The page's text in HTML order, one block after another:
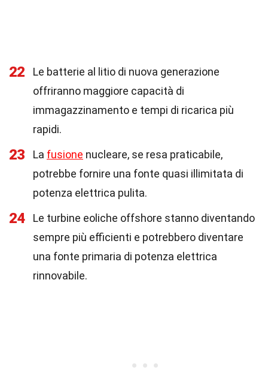
22
Le batterie al litio di nuova generazione
offriranno maggiore capacità di
immagazzinamento e tempi di ricarica più
rapidi.
23 La fusione nucleare, se resa praticabile,
potrebbe fornire una fonte quasi illimitata di
potenza elettrica pulita.
24
Le turbine eoliche offshore stanno diventando
sempre più efficienti e potrebbero diventare
una fonte primaria di potenza elettrica
rinnovabile.